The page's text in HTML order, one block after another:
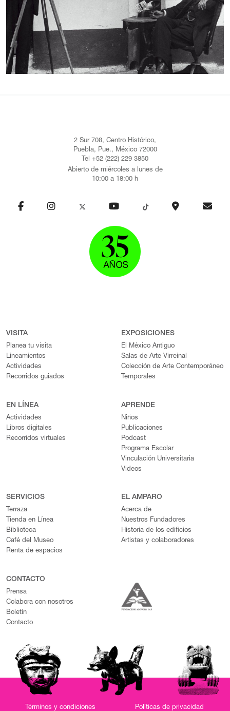
2 Sur 708, Centro Histórico,
Puebla, Pue., México 72000
Tel +52 (222) 229 3850
Abierto de miércoles a lunes de
10:00 a 18:00 h
VISITA
Planea tu visita
Lineamientos
Actividades
Recorridos guiados
EXPOSICIONES
El México Antiguo
Salas de Arte Virreinal
Colección de Arte Contemporáneo
Temporales
EN LÍNEA
Actividades
Libros digitales
Recorridos virtuales
APRENDE
Niños
Publicaciones
Podcast
Programa Escolar
Vinculación Universitaria
Videos
SERVICIOS
Terraza
Tienda en Línea
Biblioteca
Café del Museo
Renta de espacios
EL AMPARO
Acerca de
Nuestros Fundadores
Historia de los edificios
Artistas y colaboradores
CONTACTO
Prensa
Colabora con nosotros
Boletín
Contacto
Términos y condiciones Políticas de privacidad